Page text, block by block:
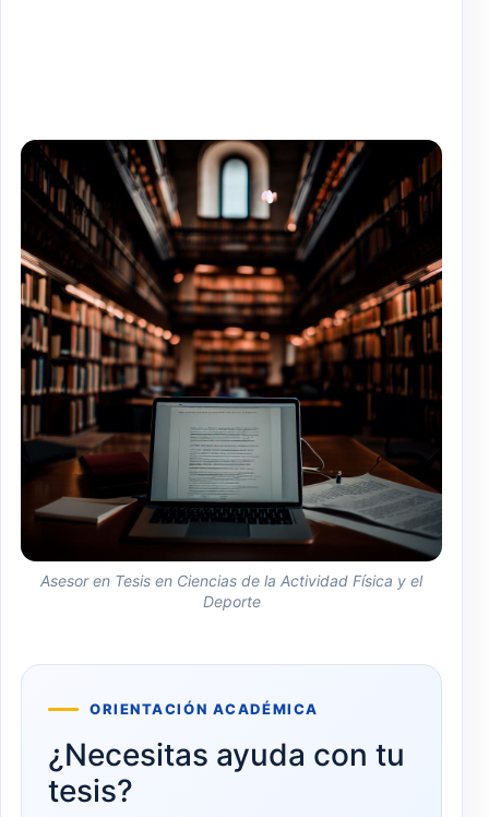
Asesor en Tesis en Ciencias de la Actividad Física y el
Deporte
ORIENTACIÓN ACADÉMICA
¿Necesitas ayuda con tu
tesis?